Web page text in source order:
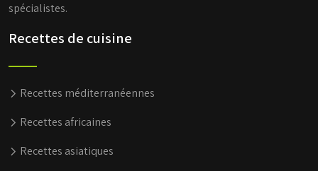
spécialistes.
Recettes de cuisine
Recettes méditerranéennes
Recettes africaines
Recettes asiatiques